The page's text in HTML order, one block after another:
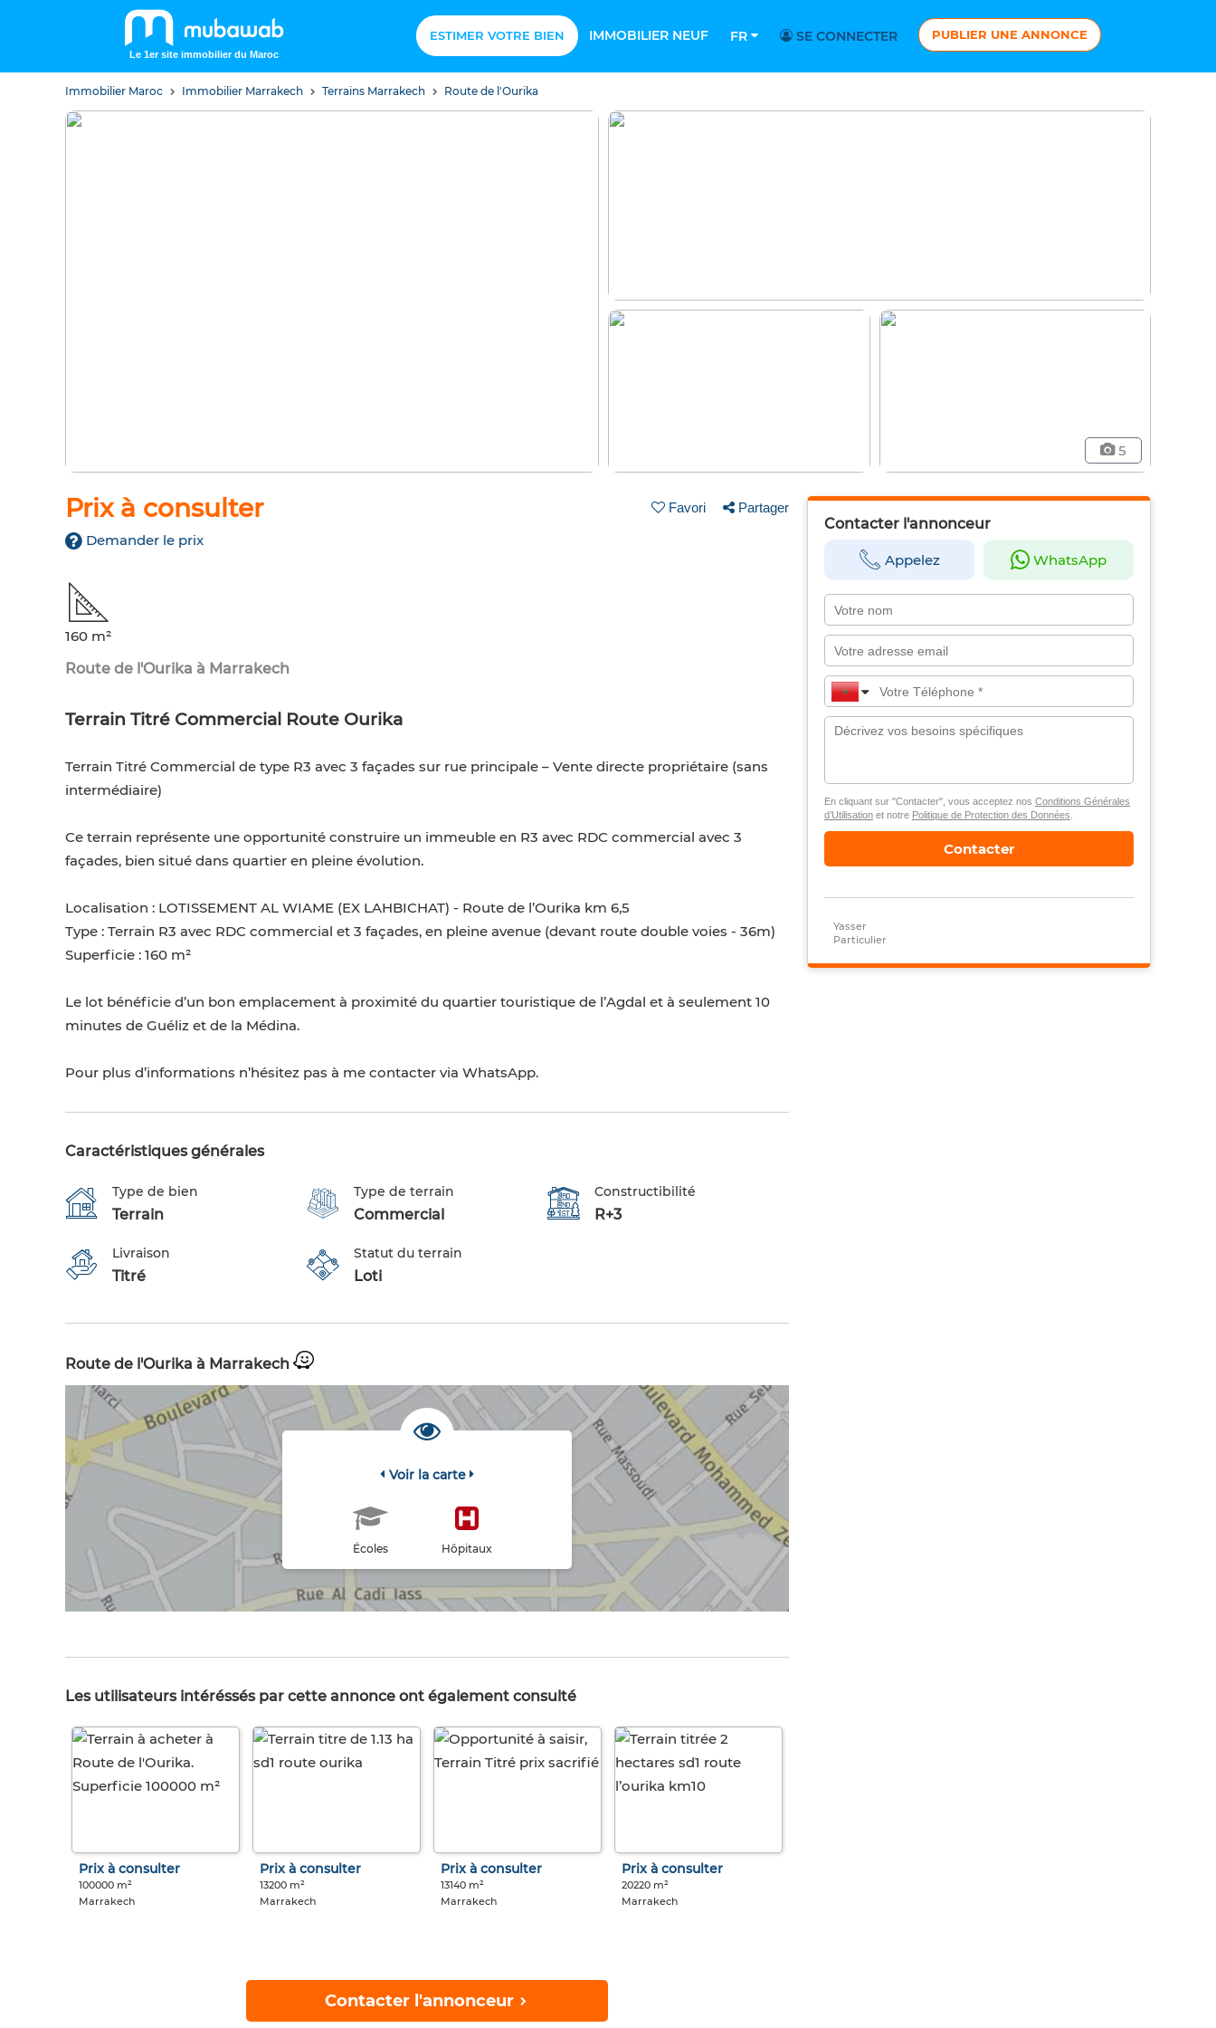
Le 1er site immobilier du Maroc
ESTIMER VOTRE BIEN IMMOBILIER NEUF FR SE CONNECTER PUBLIER UNE ANNONCE
Immobilier Maroc Immobilier Marrakech Terrains Marrakech Route de l'Ourika
5
Prix à consulter Favori Partager
Demander le prix
160 m²
Route de l'Ourika à Marrakech
Terrain Titré Commercial Route Ourika
Terrain Titré Commercial de type R3 avec 3 façades sur rue principale – Vente directe propriétaire (sans
intermédiaire)
Ce terrain représente une opportunité construire un immeuble en R3 avec RDC commercial avec 3
façades, bien situé dans quartier en pleine évolution.
Localisation : LOTISSEMENT AL WIAME (EX LAHBICHAT) - Route de l’Ourika km 6,5
Type : Terrain R3 avec RDC commercial et 3 façades, en pleine avenue (devant route double voies - 36m)
Superficie : 160 m²
Le lot bénéficie d’un bon emplacement à proximité du quartier touristique de l’Agdal et à seulement 10
minutes de Guéliz et de la Médina.
Pour plus d’informations n’hésitez pas à me contacter via WhatsApp.
Caractéristiques générales
Type de bien
Terrain
Type de terrain
Commercial
Constructibilité
R+3
Livraison
Titré
Statut du terrain
Loti
Route de l'Ourika à Marrakech
Voir la carte
Écoles Hôpitaux
Les utilisateurs intéréssés par cette annonce ont également consulté
Prix à consulter
100000 m²
Marrakech
Prix à consulter
13200 m²
Marrakech
Prix à consulter
13140 m²
Marrakech
Prix à consulter
20220 m²
Marrakech
Contacter l'annonceur
Contacter l'annonceur
Appelez WhatsApp
En cliquant sur "Contacter", vous acceptez nos Conditions Générales
d’Utilisationet notre Politique de Protection des Données
Contacter
Yasser
Particulier